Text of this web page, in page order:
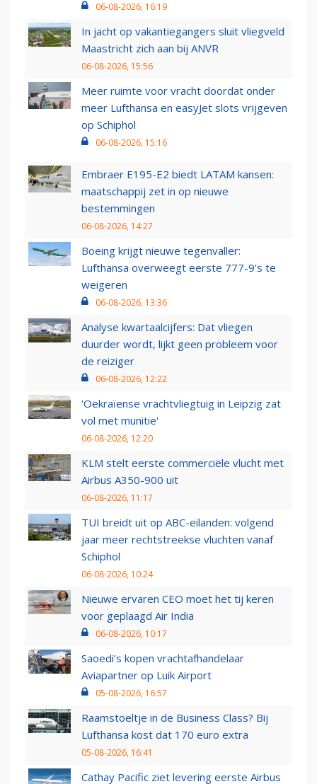
06-08-2026, 16:19
In jacht op vakantiegangers sluit vliegveld
Maastricht zich aan bij ANVR
06-08-2026, 15:56
Meer ruimte voor vracht doordat onder
meer Lufthansa en easyJet slots vrijgeven
op Schiphol
06-08-2026, 15:16
Embraer E195-E2 biedt LATAM kansen:
maatschappij zet in op nieuwe
bestemmingen
06-08-2026, 14:27
Boeing krijgt nieuwe tegenvaller:
Lufthansa overweegt eerste 777-9’s te
weigeren
06-08-2026, 13:36
Analyse kwartaalcijfers: Dat vliegen
duurder wordt, lijkt geen probleem voor
de reiziger
06-08-2026, 12:22
'Oekraïense vrachtvliegtuig in Leipzig zat
vol met munitie'
06-08-2026, 12:20
KLM stelt eerste commerciële vlucht met
Airbus A350-900 uit
06-08-2026, 11:17
TUI breidt uit op ABC-eilanden: volgend
jaar meer rechtstreekse vluchten vanaf
Schiphol
06-08-2026, 10:24
Nieuwe ervaren CEO moet het tij keren
voor geplaagd Air India
06-08-2026, 10:17
Saoedi’s kopen vrachtafhandelaar
Aviapartner op Luik Airport
05-08-2026, 16:57
Raamstoeltje in de Business Class? Bij
Lufthansa kost dat 170 euro extra
05-08-2026, 16:41
Cathay Pacific ziet levering eerste Airbus